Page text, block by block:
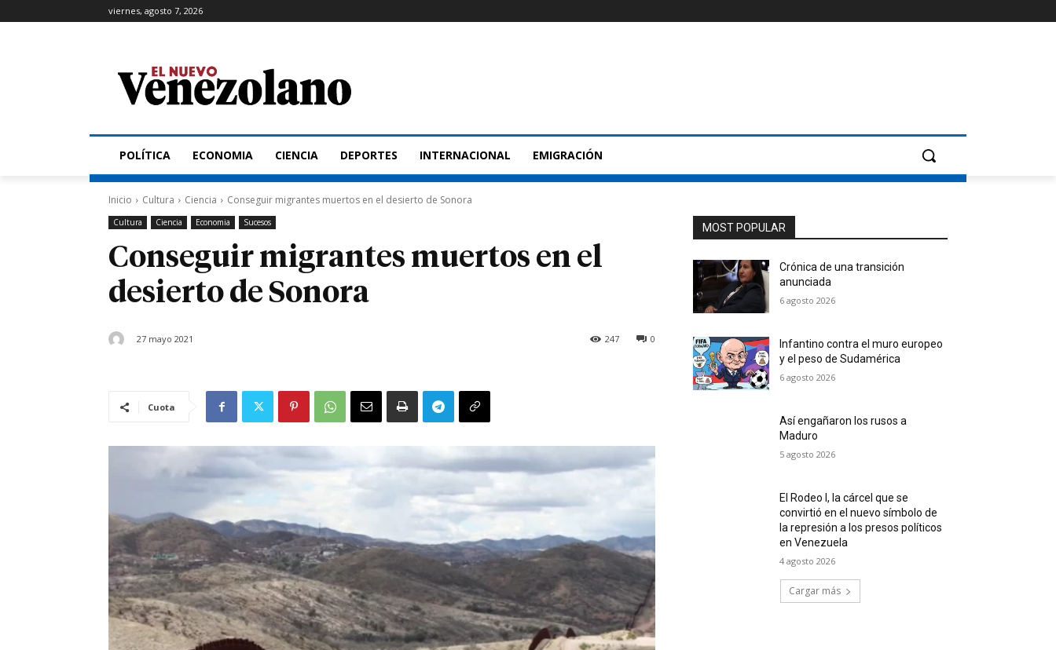
viernes, agosto 7, 2026
POLÍTICA ECONOMIA CIENCIA DEPORTES INTERNACIONAL EMIGRACIÓN
Inicio Cultura Ciencia Conseguir migrantes muertos en el desierto de Sonora
Cultura Ciencia Economia Sucesos
Conseguir migrantes muertos en el
desierto de Sonora
27 mayo 2021 0
247
Cuota
MOST POPULAR
Crónica de una transición
anunciada
6 agosto 2026
Infantino contra el muro europeo
y el peso de Sudamérica
6 agosto 2026
Así engañaron los rusos a
Maduro
5 agosto 2026
El Rodeo I, la cárcel que se
convirtió en el nuevo símbolo de
la represión a los presos políticos
en Venezuela
4 agosto 2026
Cargar más